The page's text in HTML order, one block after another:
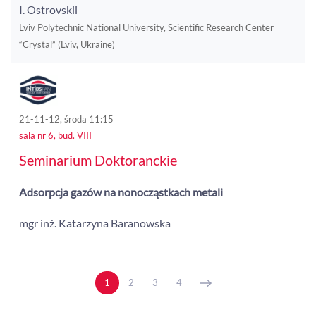
I. Ostrovskii
Lviv Polytechnic National University, Scientific Research Center
“Crystal” (Lviv, Ukraine)
21-11-12, środa 11:15
sala nr 6, bud. VIII
Seminarium Doktoranckie
Adsorpcja gazów na nonocząstkach metali
mgr inż. Katarzyna Baranowska
1 2 3 4